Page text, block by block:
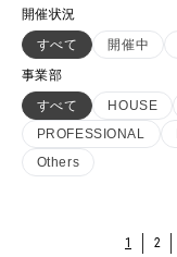
開催状況
すべて
開催中
事業部
すべて
HOUSE
PROFESSIONAL
Others
1 2